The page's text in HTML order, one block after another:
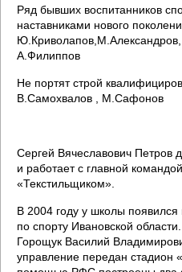
Ряд бывших воспитанников
наставниками нового
А.Филиппов
Не портят строй
В.Самохвалов , М.Сафонов
Сергей Вячеславович Петров
и работает с главной
«Текстильщиком».
В 2004 году у школы
по спорту Ивановской
Горощук Василий
управление передан стадион